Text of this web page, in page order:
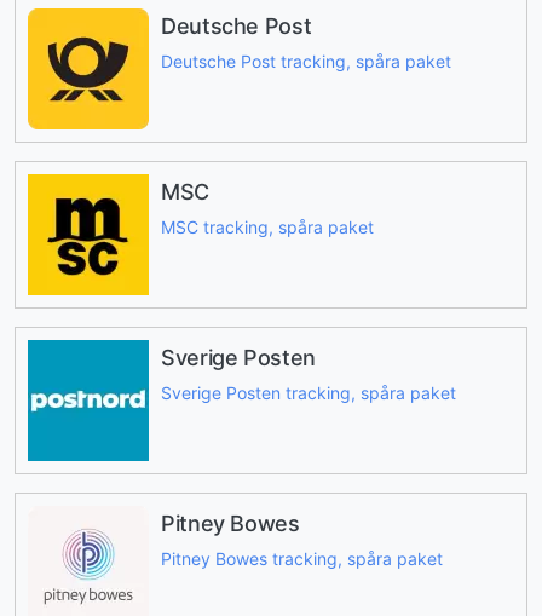
Deutsche Post
Deutsche Post tracking, spåra paket
MSC
MSC tracking, spåra paket
Sverige Posten
Sverige Posten tracking, spåra paket
Pitney Bowes
Pitney Bowes tracking, spåra paket